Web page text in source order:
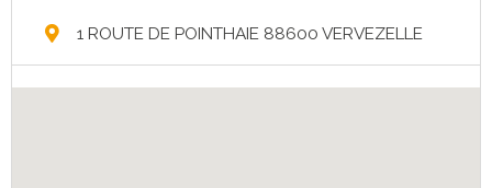
1 ROUTE DE POINTHAIE 88600 VERVEZELLE